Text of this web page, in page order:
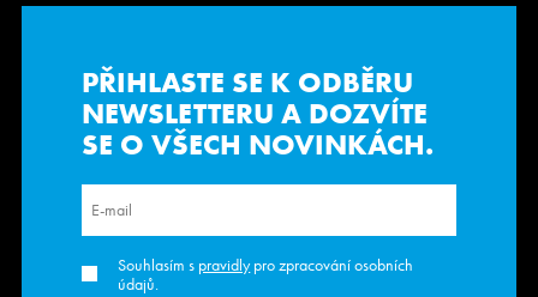
PŘIHLASTE SE K ODBĚRU
NEWSLETTERUA DOZVÍTE
SE O VŠECH NOVINKÁCH.
Souhlasím s pravidlypro zpracování osobních
údajů.